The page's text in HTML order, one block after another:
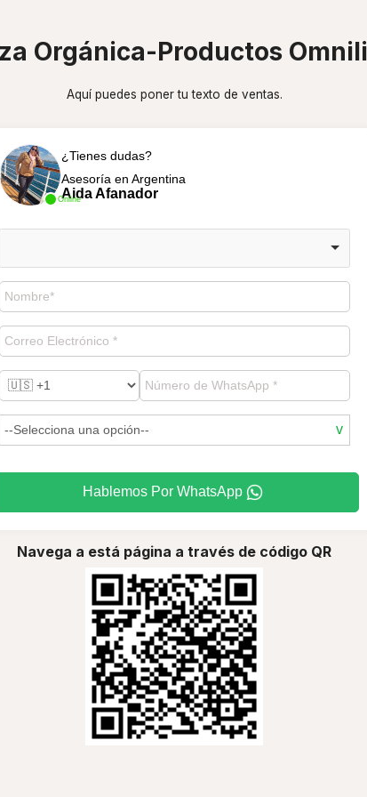
Orgánica-Productos
Aquí puedes poner tu texto de ventas.
Online
¿Tienes dudas?
Asesoría en Argentina
Aida Afanador
Hablemos Por WhatsApp
Navega a está página a través de código QR